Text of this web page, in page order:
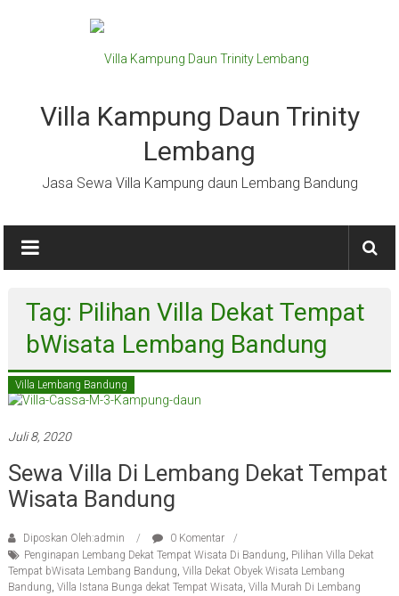
Villa Kampung Daun Trinity
Lembang
Jasa Sewa Villa Kampung daun Lembang Bandung
Tag: Pilihan Villa Dekat Tempat
bWisata Lembang Bandung
Villa Lembang Bandung
Juli 8, 2020
Sewa Villa Di Lembang Dekat Tempat
Wisata Bandung
Diposkan Oleh:admin
0 Komentar
Penginapan Lembang Dekat Tempat Wisata Di Bandung, Pilihan Villa Dekat
Tempat bWisata Lembang Bandung, Villa Dekat Obyek Wisata Lembang
Bandung, Villa Istana Bunga dekat Tempat Wisata, Villa Murah Di Lembang